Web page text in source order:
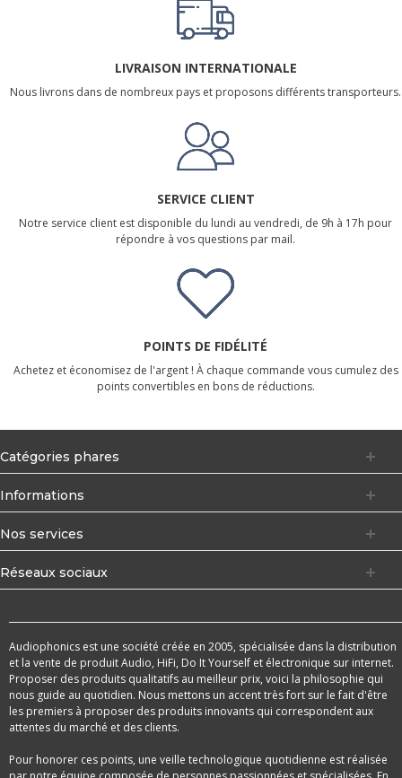
LIVRAISON INTERNATIONALE
Nous livrons dans de nombreux pays et proposons différents transporteurs.
SERVICE CLIENT
Notre service client est disponible du lundi au vendredi, de 9h à 17h pour
répondre à vos questions par mail.
POINTS DE FIDÉLITÉ
Achetez et économisez de l'argent ! À chaque commande vous cumulez des
points convertibles en bons de réductions.
Catégories phares
Informations
Nos services
Réseaux sociaux
Audiophonics est une société créée en 2005, spécialisée dans la distribution
et la vente de produit Audio, HiFi, Do It Yourself et électronique sur internet.
Proposer des produits qualitatifs au meilleur prix, voici la philosophie qui
nous guide au quotidien. Nous mettons un accent très fort sur le fait d'être
les premiers à proposer des produits innovants qui correspondent aux
attentes du marché et des clients.
Pour honorer ces points, une veille technologique quotidienne est réalisée